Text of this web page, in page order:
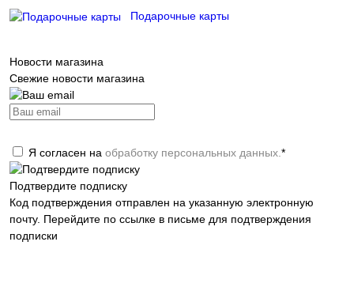
Подарочные карты
Новости магазина
Свежие новости магазина
Я согласен на обработку персональных данных. *
Подтвердите подписку
Код подтверждения отправлен на указанную электронную
почту. Перейдите по ссылке в письме для подтверждения
подписки